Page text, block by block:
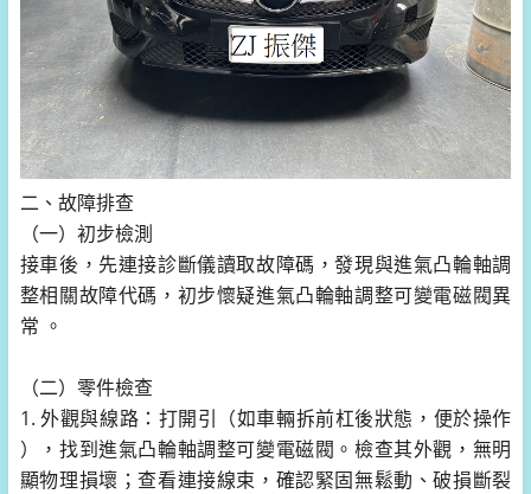
二、故障排查
（一）初步檢測
接車後，先連接診斷儀讀取故障碼，發現與進氣凸輪軸調
整相關故障代碼，初步懷疑進氣凸輪軸調整可變電磁閥異
常 。
（二）零件檢查
1. 外觀與線路：打開引（如車輛拆前杠後狀態，便於操作
），找到進氣凸輪軸調整可變電磁閥。檢查其外觀，無明
顯物理損壞；查看連接線束，確認緊固無鬆動、破損斷裂